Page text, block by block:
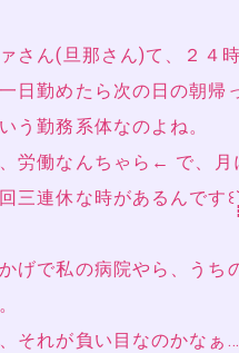
さん(旦那さん)て、２４
日勤めたら次の日の朝帰
う勤務系体なのよね。
労働なんちゃら← で、月
三連休な時があるんです
げで私の病院やら、うち
それが負い目なのかなぁ…